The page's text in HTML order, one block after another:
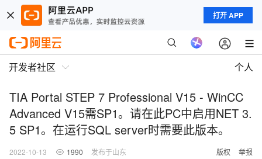
打开 APP
开发者社区 个人
TIA Portal STEP 7 Professional V15 - WinCC
Advanced V15需SP1。请在此PC中启用NET 3.
5 SP1。在运行SQL server时需要此版本。
2022-10-13 1990 发布于山东 版权 举报